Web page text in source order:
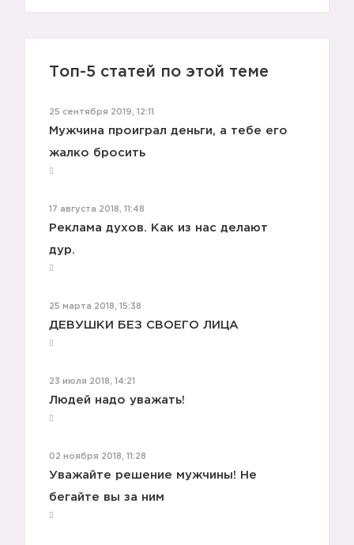
Топ-5 статей по этой теме
25 сентября 2019, 12:11
Мужчина проиграл деньги, а тебе его
жалко бросить
17 августа 2018, 11:48
Реклама духов. Как из нас делают
дур.
25 марта 2018, 15:38
ДЕВУШКИ БЕЗ СВОЕГО ЛИЦА
23 июля 2018, 14:21
Людей надо уважать!
02 ноября 2018, 11:28
Уважайте решение мужчины! Не
бегайте вы за ним